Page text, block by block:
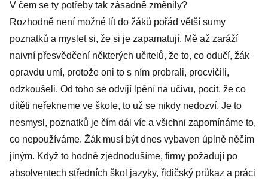
V čem se ty potřeby tak zásadně změnily?
Rozhodně není možné lít do žáků pořád větší sumy
poznatků a myslet si, že si je zapamatují. Mě až zaráží
naivní přesvědčení některých učitelů, že to, co odučí, žák
opravdu umí, protože oni to s ním probrali, procvičili,
odzkoušeli. Od toho se odvíjí lpění na učivu, pocit, že co
dítěti neřekneme ve škole, to už se nikdy nedozví. Je to
nesmysl, poznatků je čím dál víc a všichni zapomínáme to,
co nepoužíváme. Žák musí být dnes vybaven úplně něčím
jiným. Když to hodně zjednodušíme, firmy požadují po
absolventech středních škol jazyky, řidičský průkaz a práci